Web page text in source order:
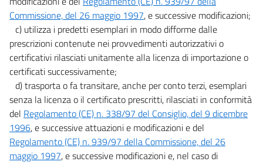
Commissione, del 26 maggio 1997, e successive modificazioni;
c) utilizza i predetti esemplari in modo difforme dalle
prescrizioni contenute nei provvedimenti autorizzativi o
certificativi rilasciati unitamente alla licenza di importazione o
certificati successivamente;
d) trasporta o fa transitare, anche per conto terzi, esemplari
senza la licenza o il certificato prescritti, rilasciati in conformità
del Regolamento (CE) n. 338/97 del Consiglio, del 9 dicembre
1996, e successive attuazioni e modificazioni e del
Regolamento (CE) n. 939/97 della Commissione, del 26
maggio 1997, e successive modificazioni e, nel caso di